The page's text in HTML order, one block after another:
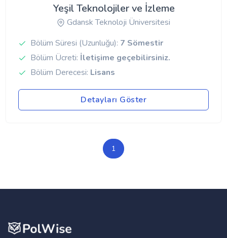
Yeşil Teknolojiler ve İzleme
Gdansk Teknoloji Üniversitesi
Bölüm Süresi (Uzunluğu): 7 Sömestir
Bölüm Ücreti: İletişime geçebilirsiniz.
Bölüm Derecesi: Lisans
Detayları Göster
1